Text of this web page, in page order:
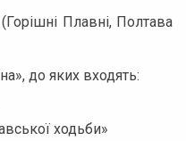
Плавні, Полтава
до яких входять:
ходьби»